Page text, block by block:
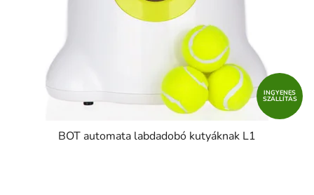
INGYENES
SZÁLLÍTÁS
BOT automata labdadobó kutyáknak L1